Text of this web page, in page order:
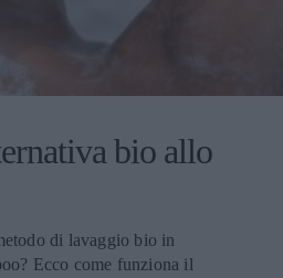
bio allo
di lavaggio bio in
Ecco come funziona il